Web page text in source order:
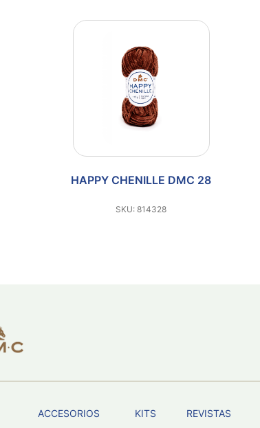
HAPPY CHENILLE DMC 33
SKU: 814333
ACCESORIOS KITS REVISTAS